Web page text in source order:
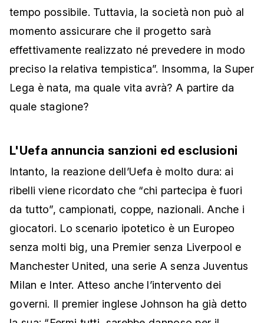
tempo possibile. Tuttavia, la società non può al
momento assicurare che il progetto sarà
effettivamente realizzato né prevedere in modo
preciso la relativa tempistica”. Insomma, la Super
Lega è nata, ma quale vita avrà? A partire da
quale stagione?
L'Uefa annuncia sanzioni ed esclusioni
Intanto, la reazione dell’Uefa è molto dura: ai
ribelli viene ricordato che “chi partecipa è fuori
da tutto”, campionati, coppe, nazionali. Anche i
giocatori. Lo scenario ipotetico è un Europeo
senza molti big, una Premier senza Liverpool e
Manchester United, una serie A senza Juventus
Milan e Inter. Atteso anche l’intervento dei
governi. Il premier inglese Johnson ha già detto